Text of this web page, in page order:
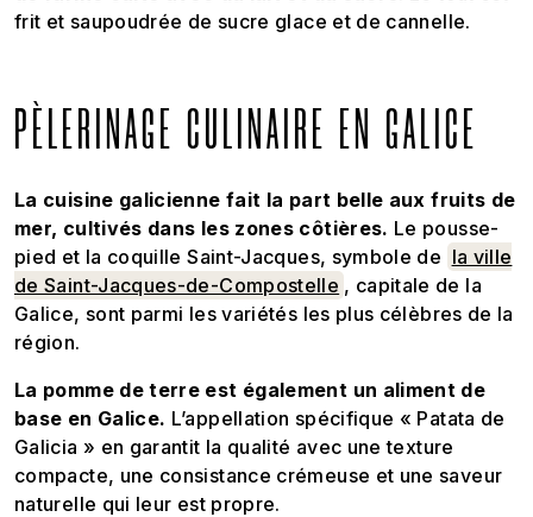
frit et saupoudrée de sucre glace et de cannelle.
PÈLERINAGE CULINAIRE EN GALICE
La cuisine galicienne fait la part belle aux fruits de
mer, cultivés dans les zones côtières. Le pousse-
pied et la coquille Saint-Jacques, symbole de la ville
de Saint-Jacques-de-Compostelle , capitale de la
Galice, sont parmi les variétés les plus célèbres de la
région.
La pomme de terre est également un aliment de
base en Galice. L’appellation spécifique « Patata de
Galicia » en garantit la qualité avec une texture
compacte, une consistance crémeuse et une saveur
naturelle qui leur est propre.